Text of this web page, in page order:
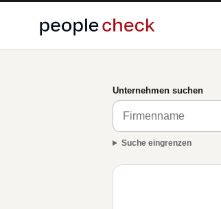
Unternehmen suchen
Suche eingrenzen